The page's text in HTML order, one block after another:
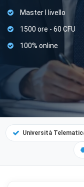
Master I livello
1500 ore - 60 CFU
100% online
Università